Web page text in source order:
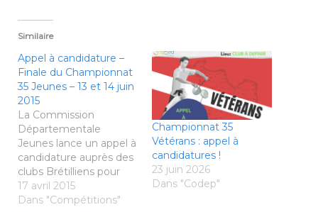
Similaire
Appel à candidature –
Finale du Championnat
35 Jeunes – 13 et 14 juin
2015
La Commission
Départementale
Jeunes lance un appel à
candidature auprès des
clubs Brétilliens pour
accueillir la Finale du
Championnat d’Ille-et-
17 avril 2015
Dans "Compétitions"
Championnat 35
Vétérans : appel à
candidatures !
23 juin 2026
Dans "Codep"